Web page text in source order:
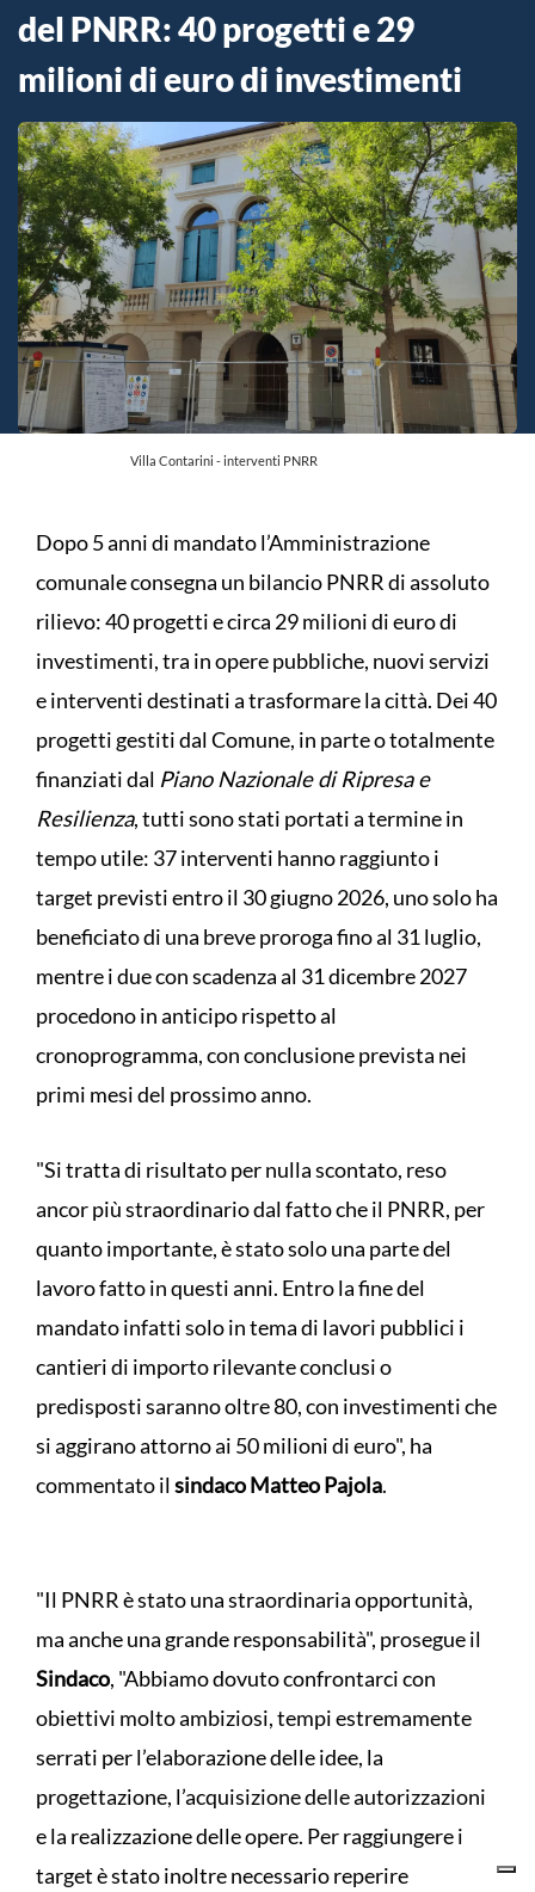
del PNRR: 40 progetti e 29
milioni di euro di investimenti
Villa Contarini - interventi PNRR
Dopo 5 anni di mandato l’Amministrazione
comunale consegna un bilancio PNRR di assoluto
rilievo: 40 progetti e circa 29 milioni di euro di
investimenti, tra in opere pubbliche, nuovi servizi
e interventi destinati a trasformare la città. Dei 40
progetti gestiti dal Comune, in parte o totalmente
finanziati dal Piano Nazionale di Ripresa e
Resilienza, tutti sono stati portati a termine in
tempo utile: 37 interventi hanno raggiunto i
target previsti entro il 30 giugno 2026, uno solo ha
beneficiato di una breve proroga fino al 31 luglio,
mentre i due con scadenza al 31 dicembre 2027
procedono in anticipo rispetto al
cronoprogramma, con conclusione prevista nei
primi mesi del prossimo anno.
"Si tratta di risultato per nulla scontato, reso
ancor più straordinario dal fatto che il PNRR, per
quanto importante, è stato solo una parte del
lavoro fatto in questi anni. Entro la fine del
mandato infatti solo in tema di lavori pubblici i
cantieri di importo rilevante conclusi o
predisposti saranno oltre 80, con investimenti che
si aggirano attorno ai 50 milioni di euro", ha
commentato ilsindacoMatteo Pajola.
"Il PNRR è stato una straordinaria opportunità,
ma anche una grande responsabilità", prosegue il
Sindaco, "Abbiamo dovuto confrontarci con
obiettivi molto ambiziosi, tempi estremamente
serrati per l’elaborazione delle idee, la
progettazione, l’acquisizione delle autorizzazioni
e la realizzazione delle opere. Per raggiungere i
target è stato inoltre necessario reperire